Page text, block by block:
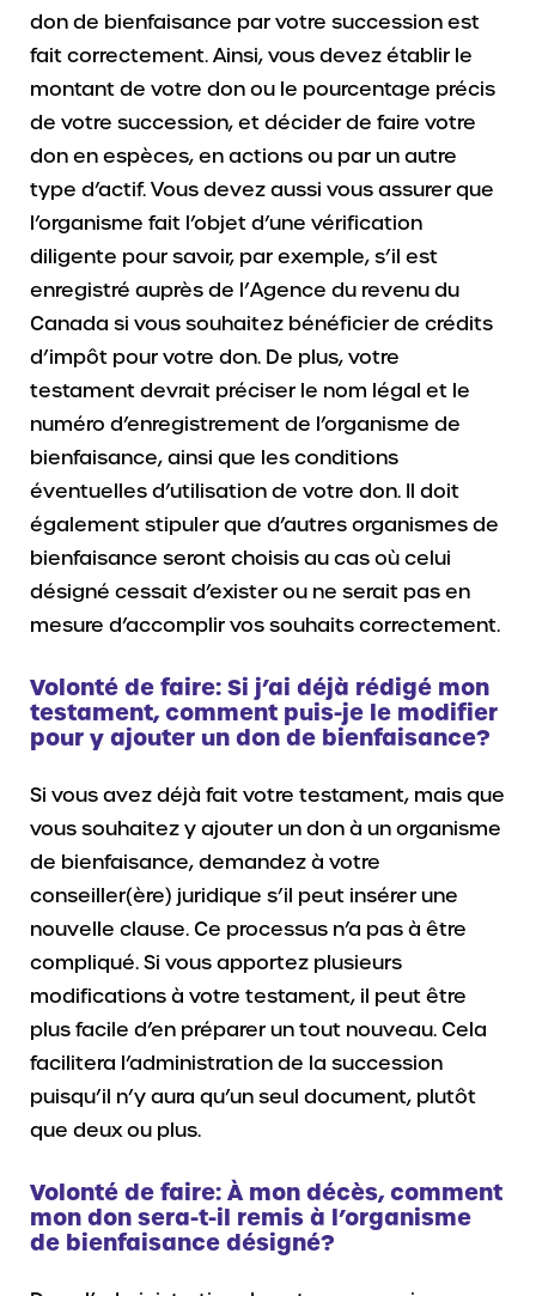
don de bienfaisance par votre succession est
fait correctement. Ainsi, vous devez établir le
montant de votre don ou le pourcentage précis
de votre succession, et décider de faire votre
don en espèces, en actions ou par un autre
type d’actif. Vous devez aussi vous assurer que
l’organisme fait l’objet d’une vérification
diligente pour savoir, par exemple, s’il est
enregistré auprès de l’Agence du revenu du
Canada si vous souhaitez bénéficier de crédits
d’impôt pour votre don. De plus, votre
testament devrait préciser le nom légal et le
numéro d’enregistrement de l’organisme de
bienfaisance, ainsi que les conditions
éventuelles d’utilisation de votre don. Il doit
également stipuler que d’autres organismes de
bienfaisance seront choisis au cas où celui
désigné cessait d’exister ou ne serait pas en
mesure d’accomplir vos souhaits correctement.
Volonté de faire: Si j’ai déjà rédigé mon
testament, comment puis-je le modifier
pour y ajouter un don de bienfaisance?
Si vous avez déjà fait votre testament, mais que
vous souhaitez y ajouter un don à un organisme
de bienfaisance, demandez à votre
conseiller(ère) juridique s’il peut insérer une
nouvelle clause. Ce processus n’a pas à être
compliqué. Si vous apportez plusieurs
modifications à votre testament, il peut être
plus facile d’en préparer un tout nouveau. Cela
facilitera l’administration de la succession
puisqu’il n’y aura qu’un seul document, plutôt
que deux ou plus.
Volonté de faire: À mon décès, comment
mon don sera-t-il remis à l’organisme
de bienfaisance désigné?